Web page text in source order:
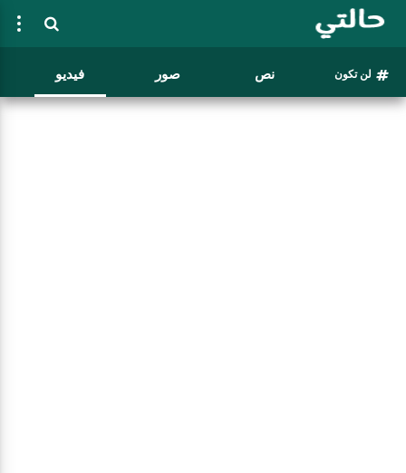
لن تكون نص صور فيديو